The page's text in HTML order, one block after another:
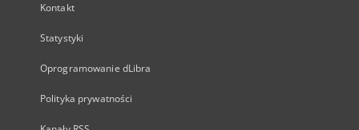
Kontakt
Statystyki
Oprogramowanie dLibra
Polityka prywatności